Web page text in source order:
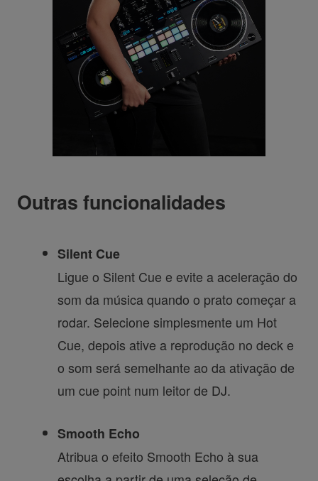
Outras funcionalidades
Silent Cue
Ligue o Silent Cue e evite a aceleração do
som da música quando o prato começar a
rodar. Selecione simplesmente um Hot
Cue, depois ative a reprodução no deck e
o som será semelhante ao da ativação de
um cue point num leitor de DJ.
Smooth Echo
Atribua o efeito Smooth Echo à sua